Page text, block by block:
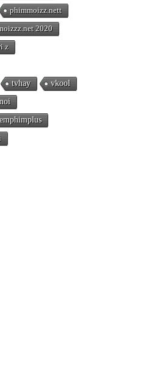
phimmoizz.nett
2020
z
tvhay
vkool